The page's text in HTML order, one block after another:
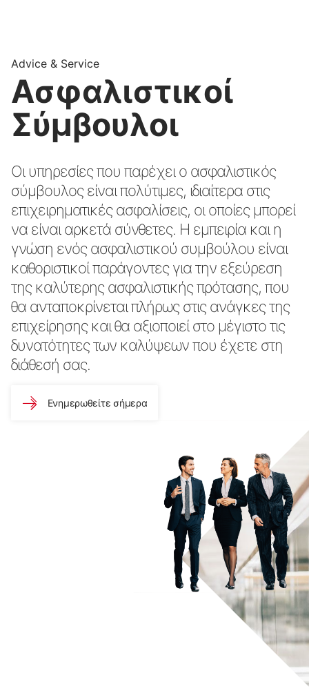
Advice & Service
Ασφαλιστικοί
Σύμβουλοι
Οι υπηρεσίες που παρέχει o ασφαλιστικός
σύμβουλος είναι πολύτιμες, ιδιαίτερα στις
επιχειρηματικές ασφαλίσεις, οι οποίες μπορεί
να είναι αρκετά σύνθετες. H εμπειρία και η
γνώση ενός ασφαλιστικού συμβούλου είναι
καθοριστικοί παράγοντες για την εξεύρεση
της καλύτερης ασφαλιστικής πρότασης, που
θα ανταποκρίνεται πλήρως στις ανάγκες της
επιχείρησης και θα αξιοποιεί στο μέγιστο τις
δυνατότητες των καλύψεων που έχετε στη
διάθεσή σας.
Ενημερωθείτε σήμερα